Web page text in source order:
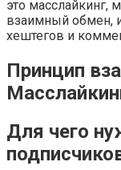
это масслайкинг,
взаимный обмен,
хештегов и
Принцип
Для чего